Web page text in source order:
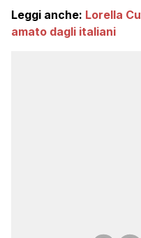
Leggi anche: Lorella
amato dagli italiani